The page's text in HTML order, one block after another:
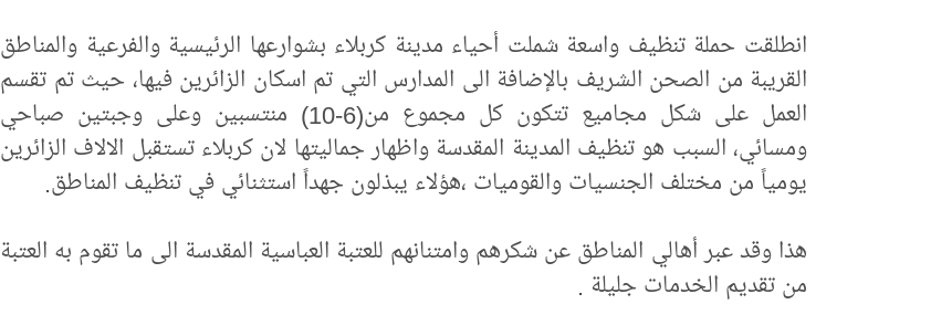
انطلقت حملة تنظيف واسعة شملت أحياء مدينة كربلاء بشوارعها الرئيسية والفرعية والمناطق
القريبة من الصحن الشريف بالإضافة الى المدارس التي تم اسكان الزائرين فيها، حيث تم تقسم
العمل على شكل مجاميع تتكون كل مجموع من(6-10) منتسبين وعلى وجبتين صباحي
ومسائي، السبب هو تنظيف المدينة المقدسة واظهار جماليتها لان كربلاء تستقبل الالاف الزائرين
يومياً من مختلف الجنسيات والقوميات ،هؤلاء يبذلون جهداً استثنائي في تنظيف المناطق.
هذا وقد عبر أهالي المناطق عن شكرهم وامتنانهم للعتبة العباسية المقدسة الى ما تقوم به العتبة
من تقديم الخدمات جليلة .